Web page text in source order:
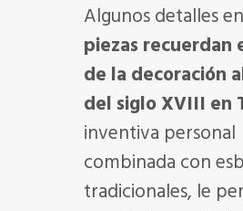
Algunos detalles en
piezas recuerdan
de la decoración
del siglo XVIII en
inventiva personal
combinada con
tradicionales, le